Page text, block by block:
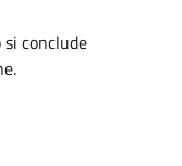
conclude